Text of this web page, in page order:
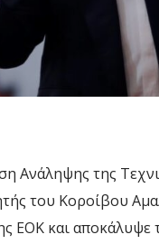
Ανάληψης της
του Κοροίβου
ΕΟΚ και αποκάλυψε